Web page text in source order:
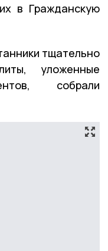
в Гражданскую
тщательно
уложенные
собрали